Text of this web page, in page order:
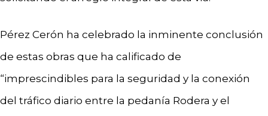
Pérez Cerón ha celebrado la inminente conclusión
de estas obras que ha calificado de
“imprescindibles para la seguridad y la conexión
del tráfico diario entre la pedanía Rodera y el